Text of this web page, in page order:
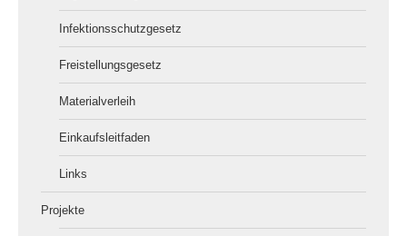
Infektionsschutzgesetz
Freistellungsgesetz
Materialverleih
Einkaufsleitfaden
Links
Projekte